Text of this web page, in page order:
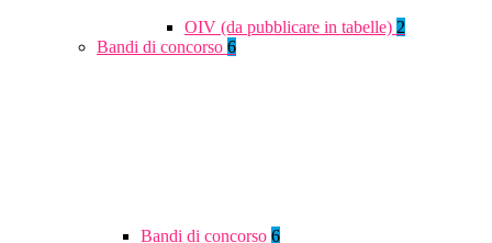
OIV (da pubblicare in tabelle) 2
Bandi di concorso 6
Bandi di concorso 6